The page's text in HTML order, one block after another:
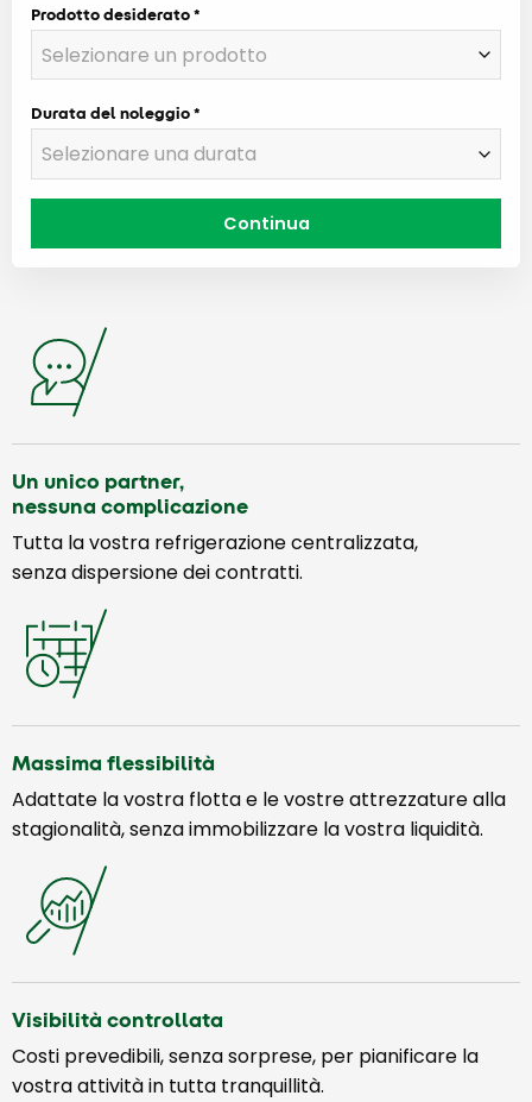
Prodotto desiderato
Durata del noleggio
Un unico partner,
nessuna complicazione
Tutta la vostra refrigerazione centralizzata,
senza dispersione dei contratti.
Massima flessibilità
Adattate la vostra flotta e le vostre attrezzature alla
stagionalità, senza immobilizzare la vostra liquidità.
Visibilità controllata
Costi prevedibili, senza sorprese, per pianificare la
vostra attività in tutta tranquillità.